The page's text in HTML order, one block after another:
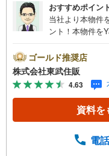
おすすめポイン
当社より本物件
ント！本物件を
との併用不可。
お電話でのお問
望の方は自社買
にお問い合わせ
閑静な住宅地●
（当社でも再
スメーカー7社
ゴールド推奨店
株式会社東武住販
4.63
資料を
電